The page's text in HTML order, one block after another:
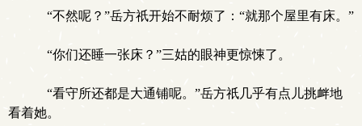
“不然呢？”岳方祇开始不耐烦了：“就那个屋里有床。”
“你们还睡一张床？”三姑的眼神更惊悚了。
“看守所还都是大通铺呢。”岳方祇几乎有点儿挑衅地
看着她。